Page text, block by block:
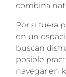
combina
Por si fuera
en un
buscan
posible
navegar en